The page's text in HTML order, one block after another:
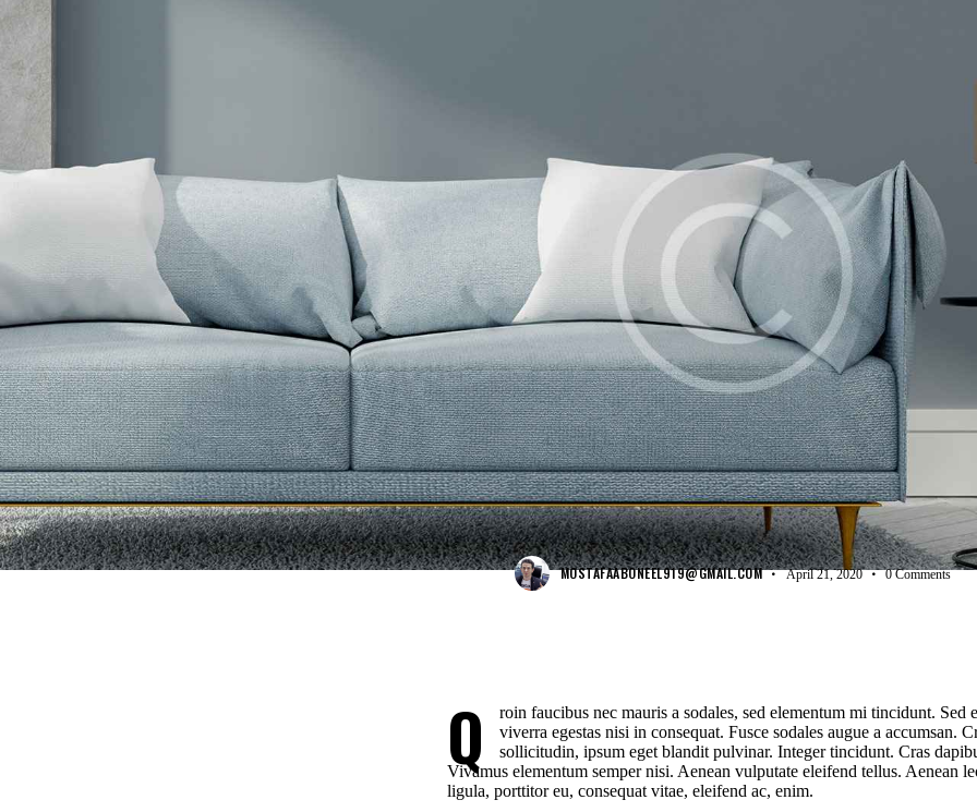
FURNITURE
MOSTAFAABONEEL919@GMAIL.COM April 21, 2020 0 Comments
Q
roin faucibus nec mauris a sodales, sed elementum mi tincidunt. Sed
viverra egestas nisi in consequat. Fusce sodales augue a accumsan.
sollicitudin, ipsum eget blandit pulvinar. Integer tincidunt. Cras
Vivamus elementum semper nisi. Aenean vulputate eleifend tellus. Aenean
ligula, porttitor eu, consequat vitae, eleifend ac, enim.